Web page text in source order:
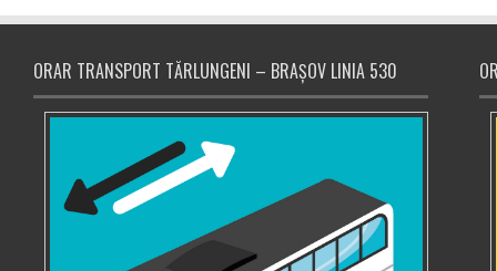
ORAR TRANSPORT TĂRLUNGENI – BRAȘOV LINIA 530